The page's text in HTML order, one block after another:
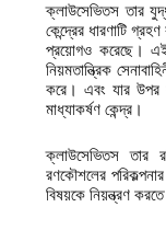
ক্লাউসেভিতস তার
কেন্দ্রের ধারণাটি
প্রয়োগও করেছে। এই
নিয়মতান্ত্রিক
করে। এবং যার উপর
মাধ্যাকর্ষণ কেন্দ্র।
ক্লাউসেভিতস তার
রণকৌশলের
বিষয়কে নিয়ন্ত্রণ